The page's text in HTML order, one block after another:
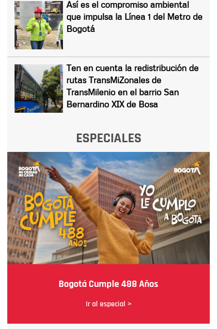
Así es el compromiso ambiental
que impulsa la Línea 1 del Metro de
Bogotá
Ten en cuenta la redistribución de
rutas TransMiZonales de
TransMilenio en el barrio San
Bernardino XIX de Bosa
ESPECIALES
Bogotá Cumple 488 Años
Ir al especial >